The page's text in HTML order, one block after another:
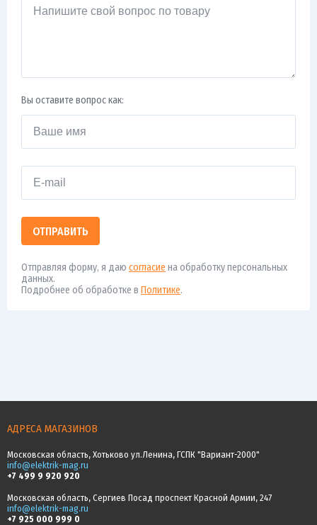
Вы оставите вопрос как:
ОТПРАВИТЬ
Отправляя форму, я даю согласие на обработку персональных
данных.
Подробнее об обработке в Политике.
АДРЕСА МАГАЗИНОВ
Московская область, Хотьково ул.Ленина, ГСПК "Вариант-2000"
info@elektrik-mag.ru
+7 499 9 920 920
Московская область, Сергиев Посад проспект Красной Армии, 247
info@elektrik-mag.ru
+7 925 000 999 0